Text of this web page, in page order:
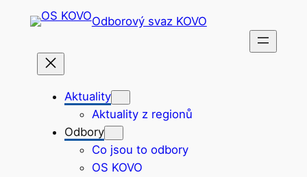
Přeskočit
Odborový svaz KOVO
Aktuality
Aktuality z regionů
Odbory
Co jsou to odbory
OS KOVO